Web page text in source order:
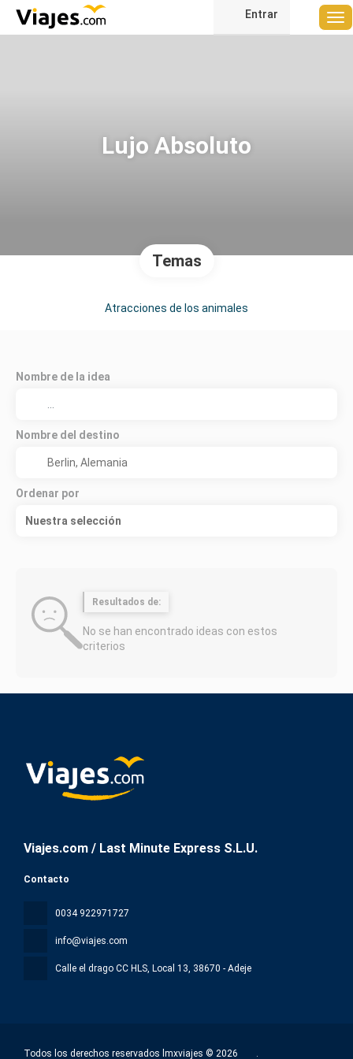
Entrar
Lujo Absoluto
Temas
Atracciones de los animales
Nombre de la idea
Nombre del destino
Ordenar por
Nuestra selección
Resultados de:
No se han encontrado ideas con estos
criterios
Viajes.com / Last Minute Express S.L.U.
Contacto
0034 922971727
info@viajes.com
Calle el drago CC HLS, Local 13, 38670 - Adeje
Todos los derechos reservados lmxviajes © 2026 .